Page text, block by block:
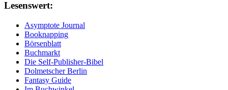
Lesenswert:
Asymptote Journal
Booknapping
Börsenblatt
Buchmarkt
Die Self-Publisher-Bibel
Dolmetscher Berlin
Fantasy Guide